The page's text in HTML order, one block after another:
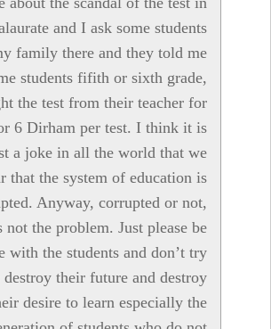
and I ask some students
family there and they told me
students fifith or sixth grade,
the test from their teacher for
6 Dirham per test. I think it is
a joke in all the world that we
that the system of education is
Anyway, corrupted or not,
not the problem. Just please be
with the students and don’t try
destroy their future and destroy
desire to learn especially the